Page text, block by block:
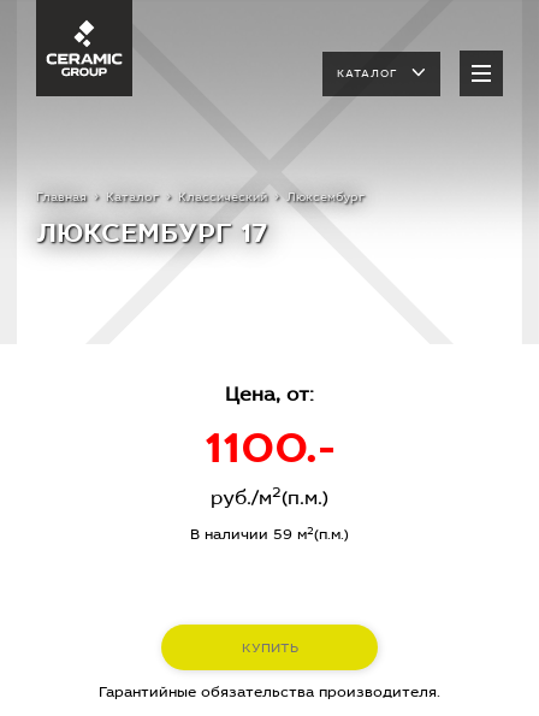
КАТАЛОГ
Главная Каталог Классический Люксембург
ЛЮКСЕМБУРГ 17
Цена, от:
1100.-
руб./м2(п.м.)
В наличии 59 м2(п.м.)
КУПИТЬ
Гарантийные обязательства производителя.